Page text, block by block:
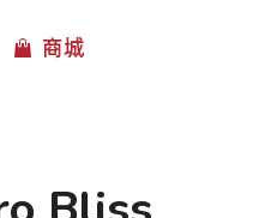
商城
Bliss